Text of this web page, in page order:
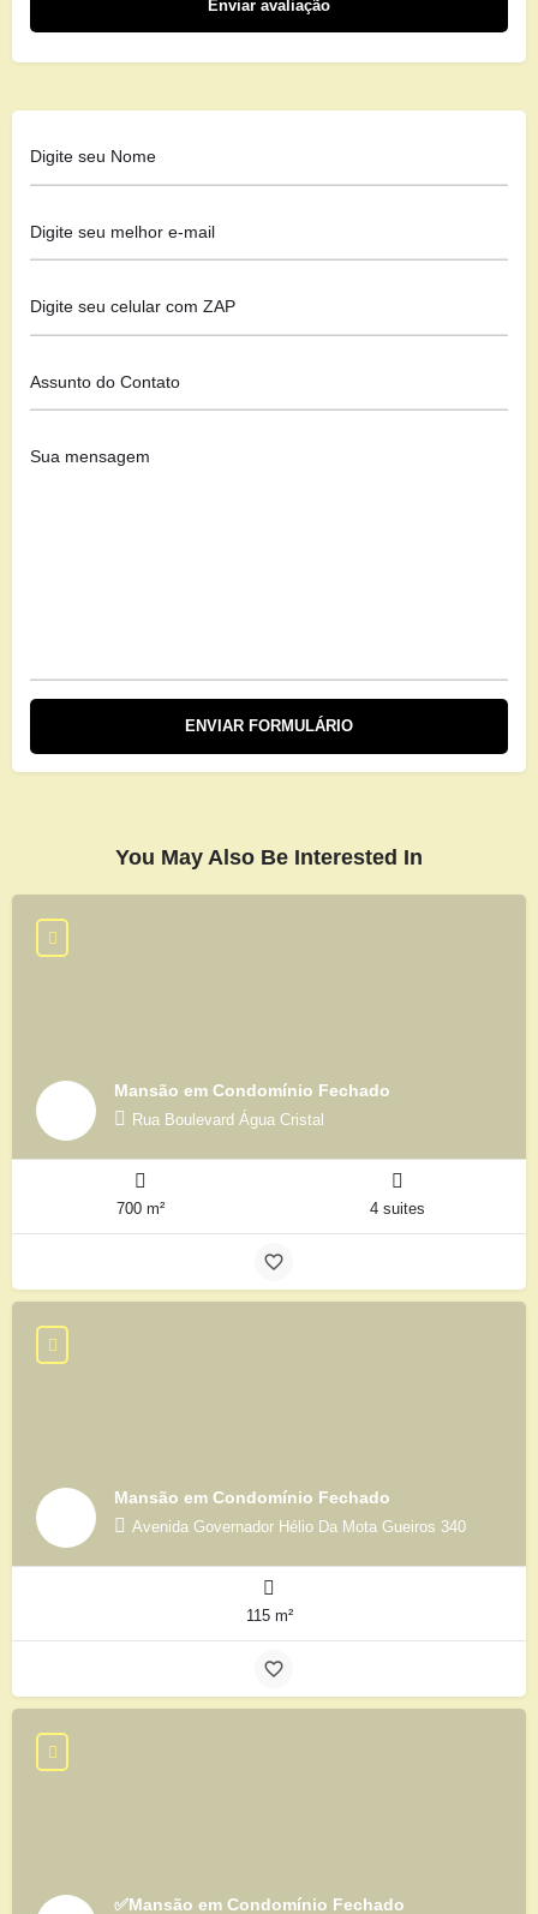
Enviar avaliação
You May Also Be Interested In
Mansão em Condomínio Fechado
Rua Boulevard Água Cristal
700 m² 4 suites
Mansão em Condomínio Fechado
Avenida Governador Hélio Da Mota Gueiros 340
115 m²
✅Mansão em Condomínio Fechado